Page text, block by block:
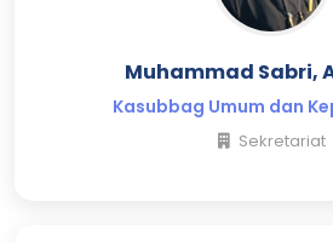
Muhammad Sabri,
Kasubbag Umum dan
Sekretariat